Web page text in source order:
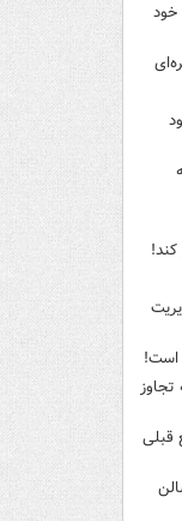
خود
کند!
است!
قبلی